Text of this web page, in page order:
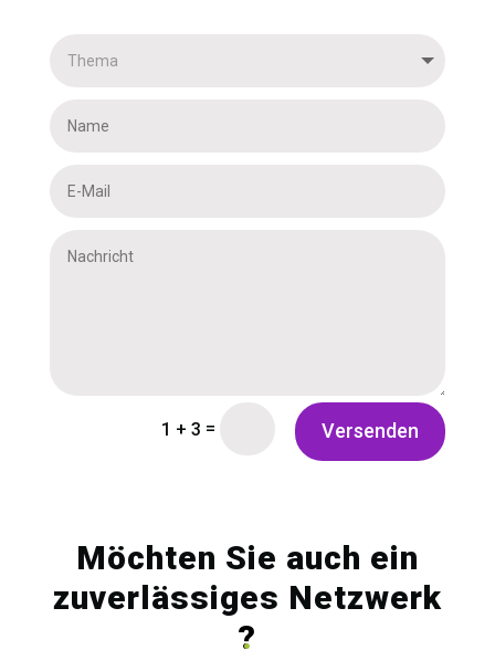
1 + 3 = Versenden
Möchten Sie auch ein
zuverlässiges Netzwerk
?